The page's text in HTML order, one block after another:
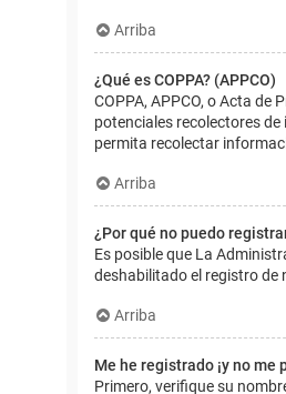
Arriba
¿Qué es COPPA? (APPCO)
COPPA, APPCO, o Acta
potenciales recolectores
permita recolectar
Arriba
¿Por qué no puedo
Es posible que La
deshabilitado el registro de
Arriba
Me he registrado ¡y no me
Primero, verifique su